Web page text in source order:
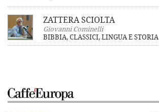
ZATTERA SCIOLTA
Giovanni Cominelli
BIBBIA, CLASSICI, LINGUA E STORIA